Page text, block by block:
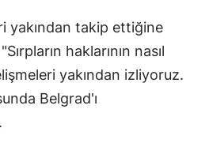
Isparta
Mersin
İstanbul
yakından takip ettiğine
haklarının nasıl
yakından izliyoruz.
Belgrad'ı